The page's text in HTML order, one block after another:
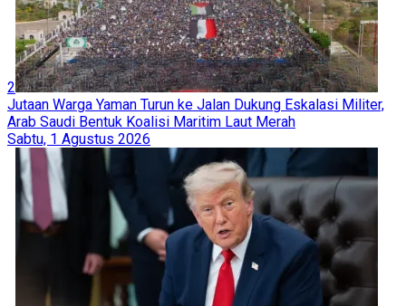
2
Jutaan Warga Yaman Turun ke Jalan Dukung Eskalasi Militer,
Arab Saudi Bentuk Koalisi Maritim Laut Merah
Sabtu, 1 Agustus 2026